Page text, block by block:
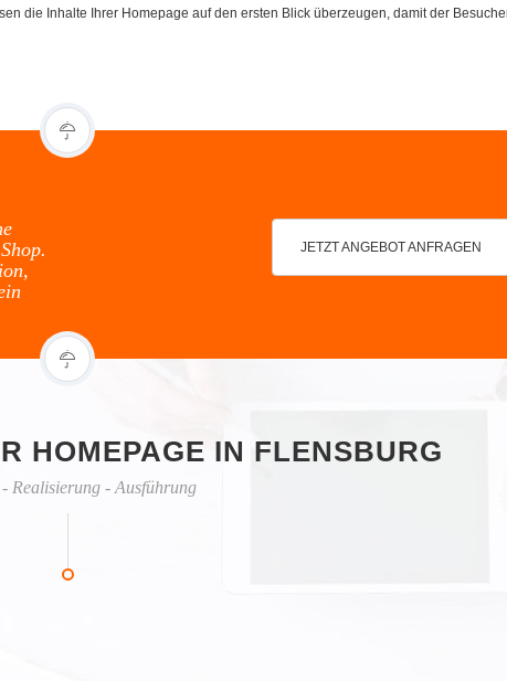
die Inhalte Ihrer Homepage auf den ersten Blick überzeugen, damit der
JETZT ANGEBOT ANFRAGEN
HOMEPAGE IN FLENSBURG
Realisierung - Ausführung